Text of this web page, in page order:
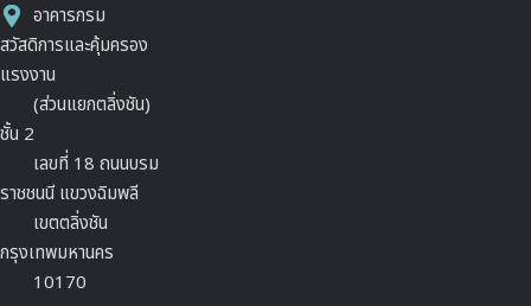
อาคารกรม
สวัสดิการและคุ้มครอง
แรงงาน
(ส่วนแยกตลิ่งชัน)
ชั้น 2
เลขที่ 18 ถนนบรม
ราชชนนี แขวงฉิมพลี
เขตตลิ่งชัน
กรุงเทพมหานคร
10170